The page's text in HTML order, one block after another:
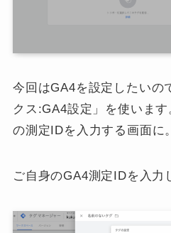
今回はGA4を設定したいの
クス:GA4設定」を使いま
の測定IDを入力する画面に。
ご自身のGA4測定IDを入力